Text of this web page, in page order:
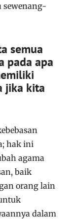
sewenang-
semua
pada apa
jika kita
hak ini
agama
baik
orang lain
dalam